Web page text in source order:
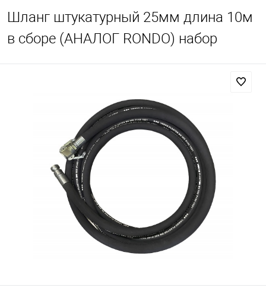
Шланг штукатурный 25мм длина 10м
в сборе (АНАЛОГ RONDO) набор